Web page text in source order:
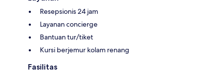
Resepsionis 24 jam
Layanan concierge
Bantuan tur/tiket
Kursi berjemur kolam renang
Fasilitas